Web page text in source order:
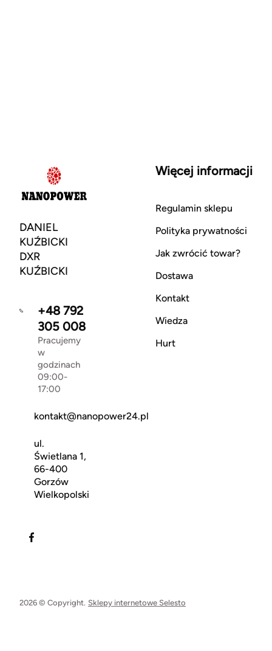
DANIEL
KUŹBICKI
DXR
KUŹBICKI
+48 792
305 008
Pracujemy
w
godzinach
09:00-
17:00
kontakt@nanopower24.pl
ul.
Świetlana 1,
66-400
Gorzów
Wielkopolski
Więcej informacji
Regulamin sklepu
Polityka prywatności
Jak zwrócić towar?
Dostawa
Kontakt
Wiedza
Hurt
2026 © Copyright. Sklepy internetowe Selesto